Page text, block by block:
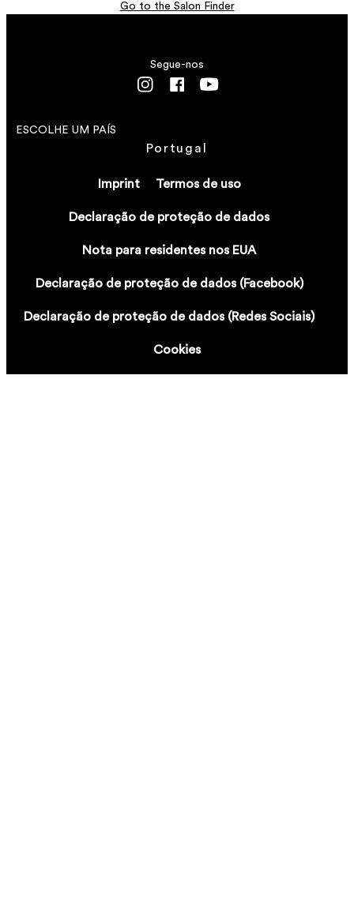
VER DETALHES
VER DETALHESGo to the Salon Finder
Imprint Termos de uso
Declaração de proteção de dados
Nota para residentes nos EUA
Declaração de proteção de dados (Facebook)
Declaração de proteção de dados (Redes Sociais)
Cookies
ESCOLHE UM PAÍS
Portugal
Segue-nos